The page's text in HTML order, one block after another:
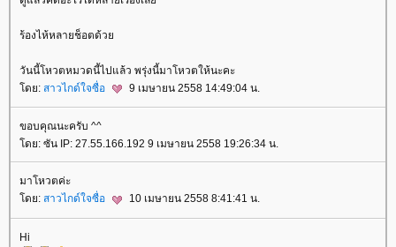
ร้องไห้หลายช็อตด้ว
วันนี้โหวตหมวดนี้ไปแล้ว พรุ่งนี้มาโหวตให้นะคะ
ดย: สาวไกด์ใจซื่อ 9 เมษายน 2558 14:49:04 น.
ขอบคุณนะครับ ^^
ดย: ซัน IP: 27.55.166.192 9 เมษายน 2558 19:26:34 น.
มาโหวตค่ะ
ดย: สาวไกด์ใจซื่อ 10 เมษายน 2558 8:41:41 น.
Hi